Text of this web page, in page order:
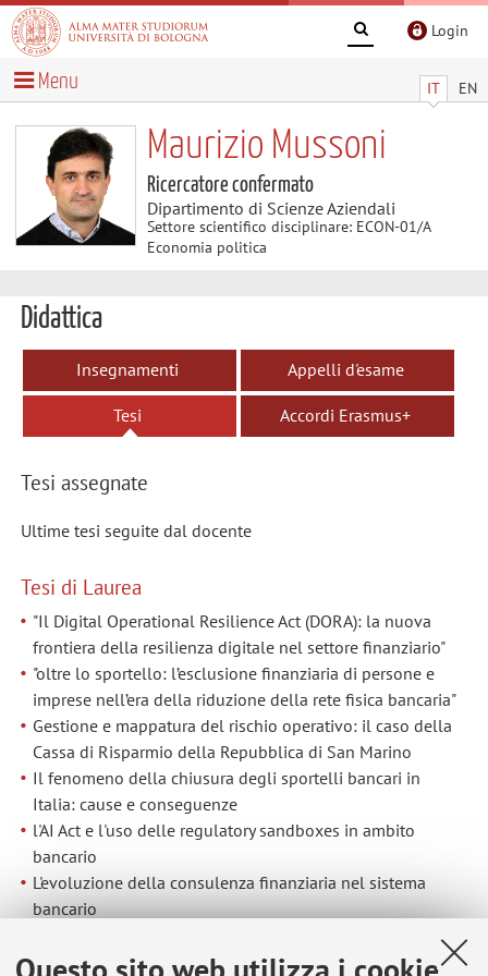
Login
IT EN
Menu
Maurizio Mussoni
Ricercatore confermato
Dipartimento di Scienze Aziendali
Settore scientifico disciplinare: ECON-01/A
Economia politica
Didattica
Insegnamenti Appelli d'esame
Tesi Accordi Erasmus+
Tesi assegnate
Ultime tesi seguite dal docente
Tesi di Laurea
"Il Digital Operational Resilience Act (DORA): la nuova
frontiera della resilienza digitale nel settore finanziario"
"oltre lo sportello: l’esclusione finanziaria di persone e
imprese nell’era della riduzione della rete fisica bancaria"
Gestione e mappatura del rischio operativo: il caso della
Cassa di Risparmio della Repubblica di San Marino
Il fenomeno della chiusura degli sportelli bancari in
Italia: cause e conseguenze
l'AI Act e l'uso delle regulatory sandboxes in ambito
bancario
L'evoluzione della consulenza finanziaria nel sistema
bancario
Tra DeFi e Banking: disintermediazione, rischi e la nuova
frontiera della Re-intermediazione digitale